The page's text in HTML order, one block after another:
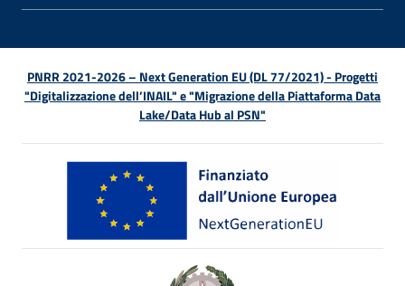
PNRR 2021-2026 – Next Generation EU (DL 77/2021) - Progetti
"Digitalizzazione dell’INAIL" e "Migrazione della Piattaforma Data
Lake/Data Hub al PSN"